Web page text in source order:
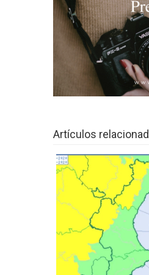
LA
IV
La
entrada
Artículos